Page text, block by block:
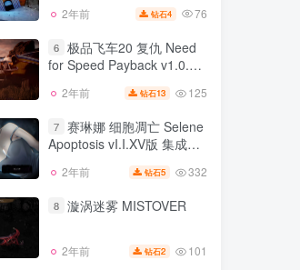
2年前 钻石4 76
6 极品飞车20 复仇 Need
for Speed Payback v1.0.51
2年前 钻石13 125
7 赛琳娜 细胞凋亡 Selene
Apoptosis vI.I.XV版 集成全
2年前 钻石5 332
8 漩涡迷雾 MISTOVER
2年前 钻石2 101
5
狂野的俄罗斯 Wild
2年前 钻石4
6
极品飞车20 复仇 Need
豪华版 官方中文
2年前 钻石13
7
赛琳娜 细胞凋亡 Selene
DLC 官方中文
8 漩涡迷雾 MISTOVER